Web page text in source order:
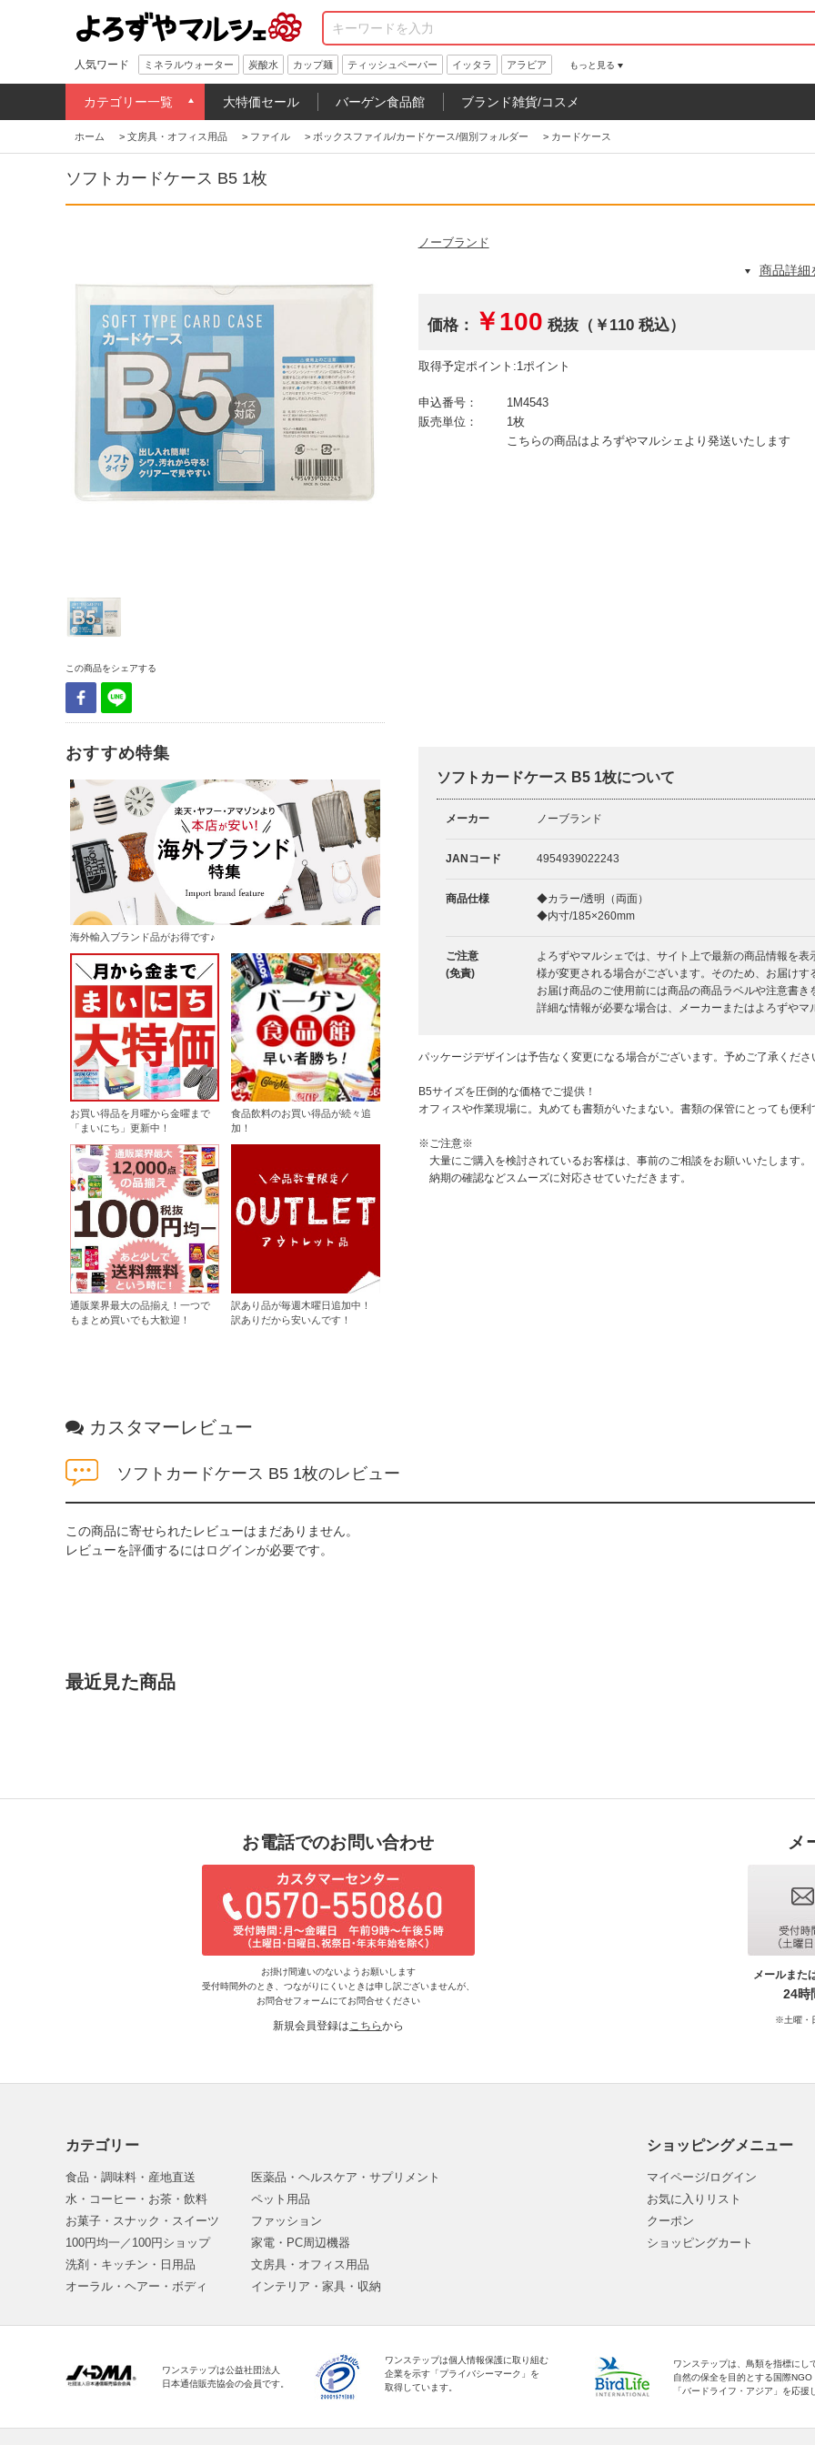
人気ワード ミネラルウォーター 炭酸水 カップ麺 ティッシュペーパー イッタラ アラビア もっと見る
カテゴリー一覧 大特価セール バーゲン食品館 ブランド雑貨/コスメ
ホーム > 文房具・オフィス用品 > ファイル > ボックスファイル/カードケース/個別フォルダー > カードケース
ソフトカードケース B5 1枚
この商品をシェアする
おすすめ特集
海外輸入ブランド品がお得です♪
お買い得品を月曜から金曜まで
「まいにち」更新中！
食品飲料のお買い得品が続々追
加！
通販業界最大の品揃え！一つで
もまとめ買いでも大歓迎！
訳あり品が毎週木曜日追加中！
訳ありだから安いんです！
ノーブランド
商品詳細
価格： ￥100 税抜（￥110 税込）
取得予定ポイント:1ポイント
申込番号：
1M4543
販売単位：
1枚
こちらの商品はよろずやマルシェより発送いたします
ソフトカードケース B5 1枚について
メーカー ノーブランド
JANコード 4954939022243
商品仕様
◆カラー/透明（両面）
◆内寸/185×260mm
ご注意
(免責)
よろずやマルシェでは、サイト上で最新の商品情報を
様が変更される場合がございます。そのため、お届けす
お届け商品のご使用前には商品の商品ラベルや注意書
詳細な情報が必要な場合は、メーカーまたはよろずやマ
パッケージデザインは予告なく変更になる場合がございます。予めご了承くださ
B5サイズを圧倒的な価格でご提供！
オフィスや作業現場に。丸めても書類がいたまない。書類の保管にとっても便利
※ご注意※
大量にご購入を検討されているお客様は、事前のご相談をお願いいたします。
納期の確認などスムーズに対応させていただきます。
カスタマーレビュー
ソフトカードケース B5 1枚のレビュー
この商品に寄せられたレビューはまだありません。
レビューを評価するにはログインが必要です。
最近見た商品
お電話でのお問い合わせ
お掛け間違いのないようお願いします
受付時間外のとき、つながりにくいときは申し訳ございませんが、
お問合せフォームにてお問合せください
新規会員登録はこちらから
メ
メールまた
24時
※土曜・
カテゴリー
食品・調味料・産地直送
水・コーヒー・お茶・飲料
お菓子・スナック・スイーツ
100円均一／100円ショップ
洗剤・キッチン・日用品
オーラル・ヘアー・ボディ
医薬品・ヘルスケア・サプリメント
ペット用品
ファッション
家電・PC周辺機器
文房具・オフィス用品
インテリア・家具・収納
ショッピングメニュー
マイページ/ログイン
お気に入りリスト
クーポン
ショッピングカート
ワンステップは公益社団法人
日本通信販売協会の会員です。
ワンステップは個人情報保護に取り組む
企業を示す「プライバシーマーク」を
取得しています。
ワンステップは、鳥類を指標にし
自然の保全を目的とする国際NGO
「バードライフ・アジア」を応援